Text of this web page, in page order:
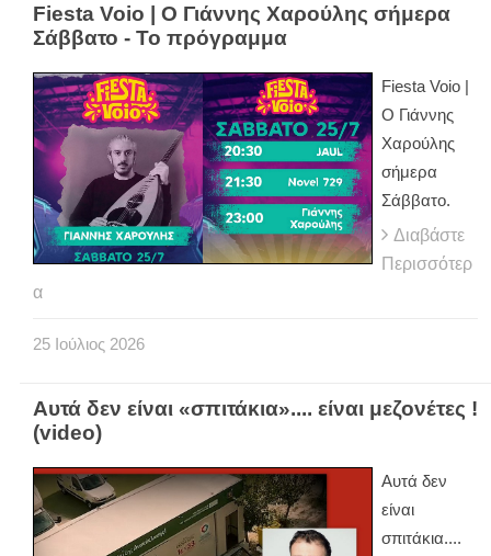
Fiesta Voio | Ο Γιάννης Χαρούλης σήμερα
Σάββατο - Το πρόγραμμα
Fiesta Voio |
Ο Γιάννης
Χαρούλης
σήμερα
Σάββατο.
Διαβάστε
Περισσότερ
α
25 Ιούλιος 2026
Αυτά δεν είναι «σπιτάκια».... είναι μεζονέτες !
(video)
Αυτά δεν
είναι
σπιτάκια....